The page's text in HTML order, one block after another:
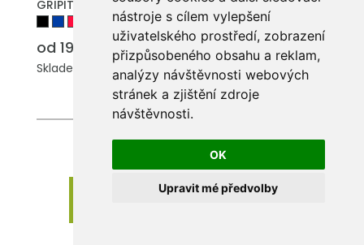
nástroje s cílem vylepšení
uživatelského prostředí, zobrazení
přizpůsobeného obsahu a reklam,
analýzy návštěvnosti webových
stránek a zjištění zdroje
návštěvnosti.
OK
Upravit mé předvolby
GRIPITCH. Klíčenka z kovu a popruhu
od 19.05 Kč
Skladem: 113183 ks.
Zobrazit dalších 24 produktů